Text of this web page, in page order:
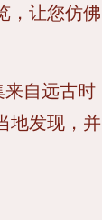
，让您仿佛
自远古时
地发现，并